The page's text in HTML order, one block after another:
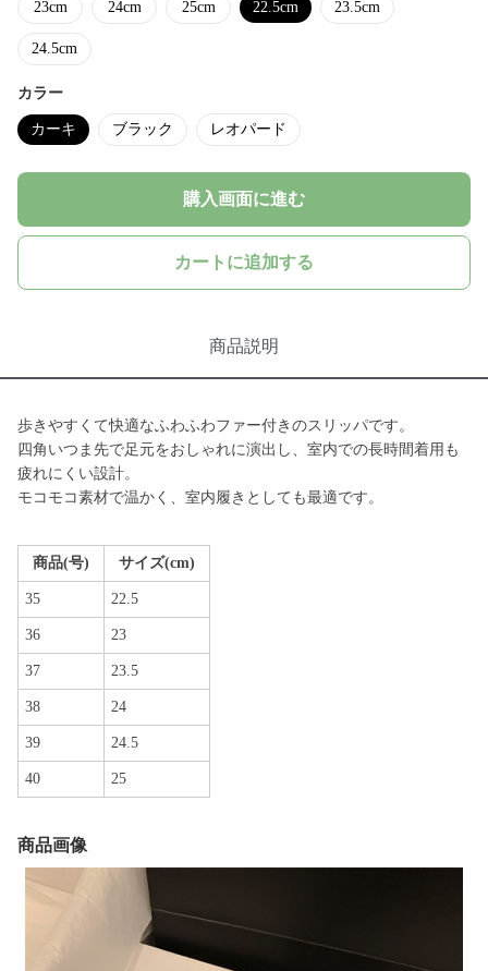
23cm 24cm 25cm 22.5cm 23.5cm
24.5cm
カラー
カーキ ブラック レオパード
購入画面に進む
カートに追加する
商品説明
歩きやすくて快適なふわふわファー付きのスリッパです。
四角いつま先で足元をおしゃれに演出し、室内での長時間着用も
疲れにくい設計。
モコモコ素材で温かく、室内履きとしても最適です。
商品(号) サイズ(cm)
35 22.5
36 23
37 23.5
38 24
39 24.5
40 25
商品画像